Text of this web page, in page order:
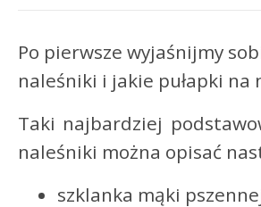
Po pierwsze wyjaśnijmy
naleśniki i jakie pułapki na
Taki najbardziej
naleśniki można opisać
szklanka mąki